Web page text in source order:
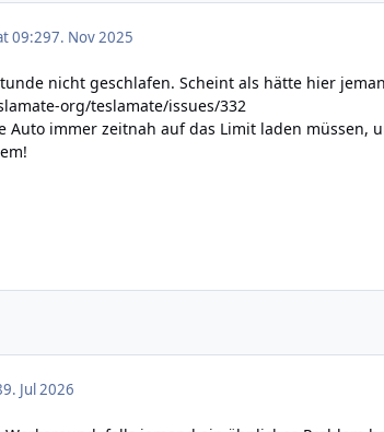
09:297. Nov 2025
nicht geschlafen. Scheint als hätte hier
org/teslamate/issues/332
Auto immer zeitnah auf das Limit laden müssen,
9. Jul 2026